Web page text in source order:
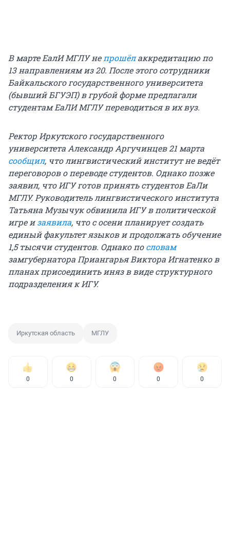
В марте ЕалИ МГЛУ не прошёлаккредитацию по
13 направлениям из 20. После этого сотрудники
Байкальского государственного университета
(бывший БГУЭП) в грубой форме предлагали
студентам ЕаЛИ МГЛУ переводиться в их вуз.
Ректор Иркутского государственного
университета Александр Аргучинцев 21 марта
сообщил, что лингвистический институт не ведёт
переговоров о переводе студентов. Однако позже
заявил, что ИГУ готов принять студентов ЕаЛи
МГЛУ. Руководитель лингвистического института
Татьяна Музычук обвинила ИГУ в политической
игре изаявила, что с осени планирует создать
единый факультет языков и продолжать обучение
1,5 тысячи студентов. Однако пословам
замгубернатора Приангарья Виктора Игнатенко в
планах присоединить иняз в виде структурного
подразделения к ИГУ.
Иркутская область МГЛУ
0 0 0 0 0